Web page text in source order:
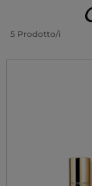
5 Prodotto/i